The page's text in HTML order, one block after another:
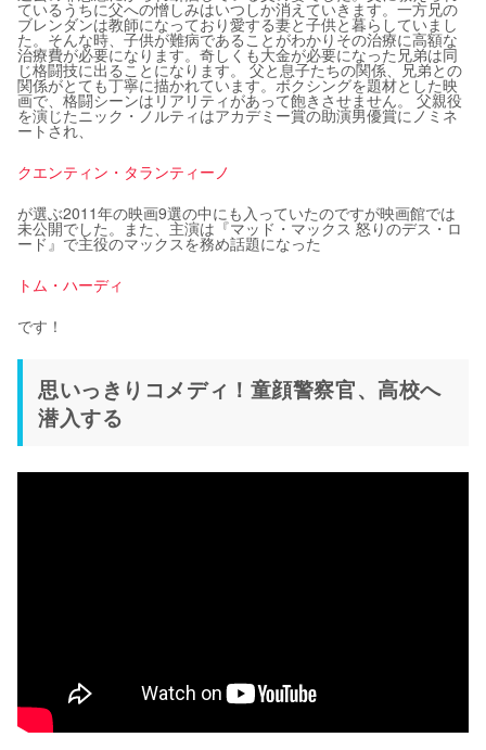
ているうちに父への憎しみはいつしか消えていきます。一方兄の
ブレンダンは教師になっており愛する妻と子供と暮らしていまし
た。そんな時、子供が難病であることがわかりその治療に高額な
治療費が必要になります。奇しくも大金が必要になった兄弟は同
じ格闘技に出ることになります。 父と息子たちの関係、兄弟との
関係がとても丁寧に描かれています。ボクシングを題材とした映
画で、格闘シーンはリアリティがあって飽きさせません。 父親役
を演じたニック・ノルティはアカデミー賞の助演男優賞にノミネ
ートされ、
クエンティン・タランティーノ
が選ぶ2011年の映画9選の中にも入っていたのですが映画館では
未公開でした。また、主演は『マッド・マックス 怒りのデス・ロ
ード』で主役のマックスを務め話題になった
トム・ハーディ
です！
思いっきりコメディ！童顔警察官、高校へ
潜入する